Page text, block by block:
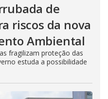
de
riscos da nova
Ambiental
fragilizam proteção das
estuda a possibilidade